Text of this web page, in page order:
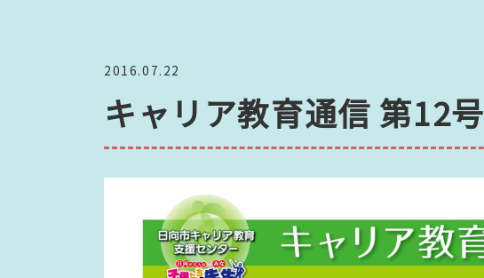
2016.07.22
キャリア教育通信 第12号